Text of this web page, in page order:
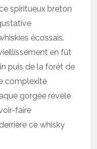
spiritueux breton
écossais.
en fût
puis de la forêt de
complexité
gorgée révèle
faire
ce whisky